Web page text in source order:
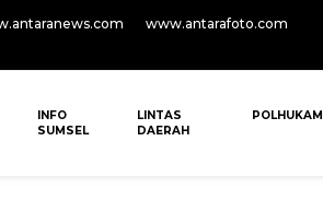
www.antarafoto.com
INFO
SUMSEL
LINTAS
DAERAH
POLHUKAM